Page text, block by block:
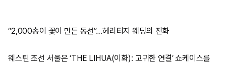
“2,000송이 꽃이 만든 동선”…헤리티지 웨딩의 진화
웨스틴 조선 서울은 ‘THE LIHUA(이화): 고귀한 연결’ 쇼케이스를